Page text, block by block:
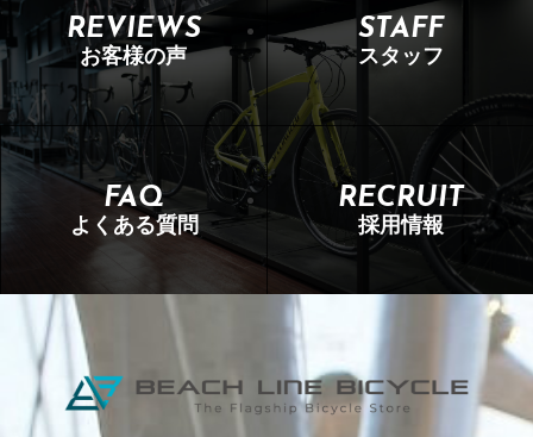
REVIEWS
お客様の声
STAFF
スタッフ
FAQ
よくある質問
RECRUIT
採用情報